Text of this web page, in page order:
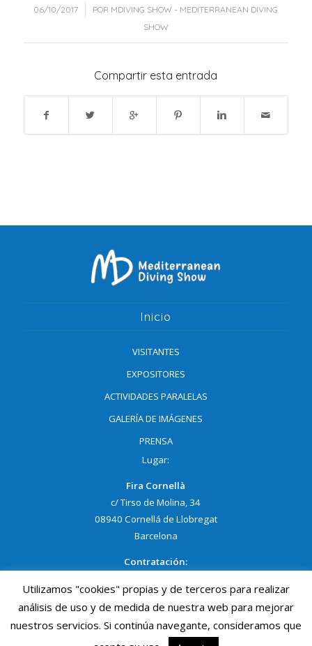
06/10/2017
/ POR MDIVING SHOW - MEDITERRANEAN DIVING
SHOW
Compartir esta entrada
Inicio
VISITANTES
EXPOSITORES
ACTIVIDADES PARALELAS
GALERÍA DE IMÁGENES
PRENSA
Lugar:
Fira Cornellà
c/ Tirso de Molina, 34
08940 Cornellá de Llobregat
Barcelona
Contratación:
NELLY GRACIA
Tel:93 474 02 02 Ext. 1403
Móvil:690 691 950
ngracia@procornella.cat
Utilizamos "cookies" propias y de terceros para realizar
análisis de uso y de medida de nuestra web para mejorar
nuestros servicios. Si continúa navegante, consideramos que